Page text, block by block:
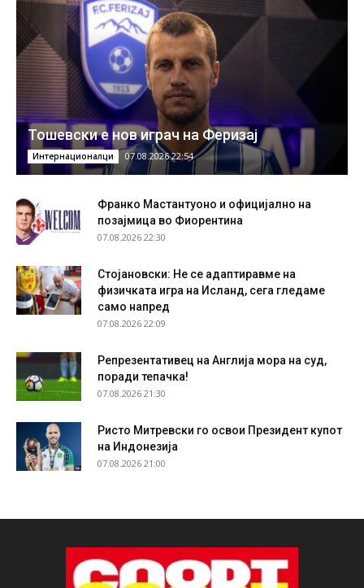
Тошевски е нов играч на Феризај
Интернационалци 07.08.2026 22:54
Франко Мастантуоно и официјално на
позајмица во Фиорентина
07.08.2026 22:30
Стојановски: Не се адаптиравме на
физичката игра на Исланд, сега гледаме
само напред
07.08.2026 22:09
Репрезентативец на Англија мора на суд,
поради тепачка!
07.08.2026 21:30
Ристо Митревски го освои Президент купот
на Индонезија
07.08.2026 21:00